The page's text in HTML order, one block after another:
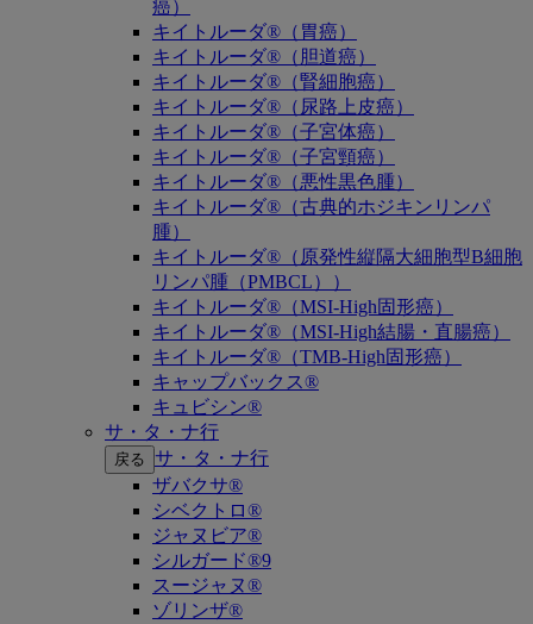
癌）
キイトルーダ®（胃癌）
キイトルーダ®（胆道癌）
キイトルーダ®（腎細胞癌）
キイトルーダ®（尿路上皮癌）
キイトルーダ®（子宮体癌）
キイトルーダ®（子宮頸癌）
キイトルーダ®（悪性黒色腫）
キイトルーダ®（古典的ホジキンリンパ
腫）
キイトルーダ®（原発性縦隔大細胞型B細胞
リンパ腫（PMBCL））
キイトルーダ®（MSI-High固形癌）
キイトルーダ®（MSI-High結腸・直腸癌）
キイトルーダ®（TMB-High固形癌）
キャップバックス®
キュビシン®
サ・タ・ナ行
戻る サ・タ・ナ行
ザバクサ®
シベクトロ®
ジャヌビア®
シルガード®9
スージャヌ®
ゾリンザ®